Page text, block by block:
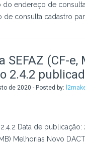
do endereço de
de consulta cadastro
SEFAZ (CF-e,
2.4.2
de 2020 - Posted by:
Data de
Melhorias Novo